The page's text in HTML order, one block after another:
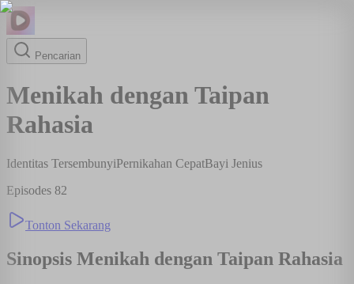
Pencarian
Menikah dengan Taipan
Rahasia
Identitas TersembunyiPernikahan CepatBayi Jenius
Episodes 82
Tonton Sekarang
Sinopsis Menikah dengan Taipan Rahasia